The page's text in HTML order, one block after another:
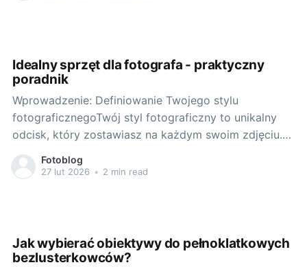
Idealny sprzęt dla fotografa - praktyczny
poradnik
Wprowadzenie: Definiowanie Twojego stylu
fotograficznegoTwój styl fotograficzny to unikalny
odcisk, który zostawiasz na każdym swoim zdjęciu.
To nie tylko techniczna strona fotografii, ale przede
wszystkim twój osobisty punkt widzenia, emocje i
Fotoblog
27 lut 2026 • 2 min read
Jak wybierać obiektywy do pełnoklatkowych
bezlusterkowców?